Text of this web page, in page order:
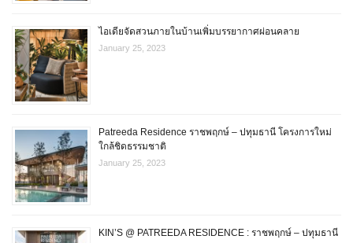
ไอเดียจัดสวนภายในบ้านเพิ่มบรรยากาศผ่อนคลาย
January 25, 2023
Patreeda Residence ราชพฤกษ์ – ปทุมธานี โครงการใหม่
ใกล้ชิดธรรมชาติ
January 25, 2023
KIN’S @ PATREEDA RESIDENCE : ราชพฤกษ์ – ปทุมธานี